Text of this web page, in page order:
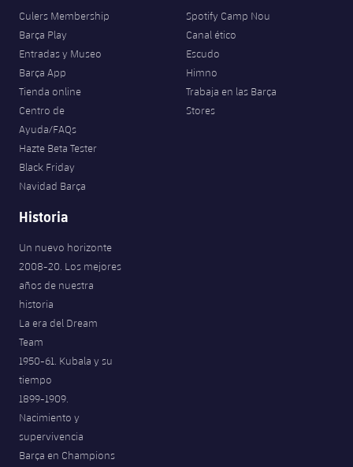
Culers Membership
Barça Play
Entradas y Museo
Barça App
Tienda online
Centro de
Ayuda/FAQs
Hazte Beta Tester
Black Friday
Navidad Barça
Spotify Camp Nou
Canal ético
Escudo
Himno
Trabaja en las Barça
Stores
Historia
Un nuevo horizonte
2008-20. Los mejores
años de nuestra
historia
La era del Dream
Team
1950-61. Kubala y su
tiempo
1899-1909.
Nacimiento y
supervivencia
Barça en Champions